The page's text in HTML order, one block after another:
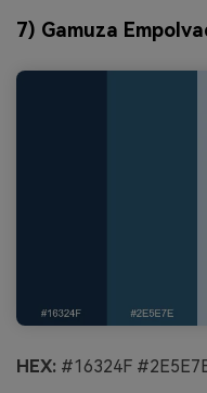
7) Gamuza
HEX: #16324F